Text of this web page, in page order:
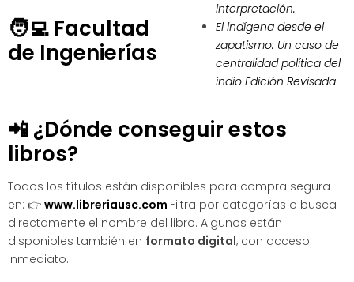
🧑‍💻 Facultad
de Ingenierías
interpretación.
El indígena desde el
zapatismo: Un caso de
centralidad política del
indio Edición Revisada
📲 ¿Dónde conseguir estos
libros?
Todos los títulos están disponibles para compra segura
en: 👉 www.libreriausc.com Filtra por categorías o busca
directamente el nombre del libro. Algunos están
disponibles también en formato digital, con acceso
inmediato.